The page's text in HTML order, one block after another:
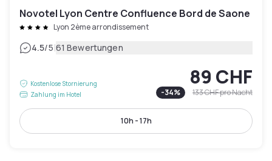
Novotel Lyon Centre Confluence Bord de Saone
Lyon 2ème arrondissement
4.5/5|61 Bewertungen
Kostenlose Stornierung
Zahlung im Hotel
89 CHF
-34% 133 CHFpro Nacht
10h - 17h